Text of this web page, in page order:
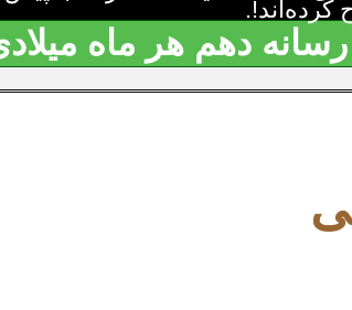
کرده‌اند!.
رسانه دهم هر ماه